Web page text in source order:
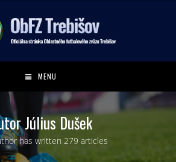
MENU
Július Dušek
has written 279 articles